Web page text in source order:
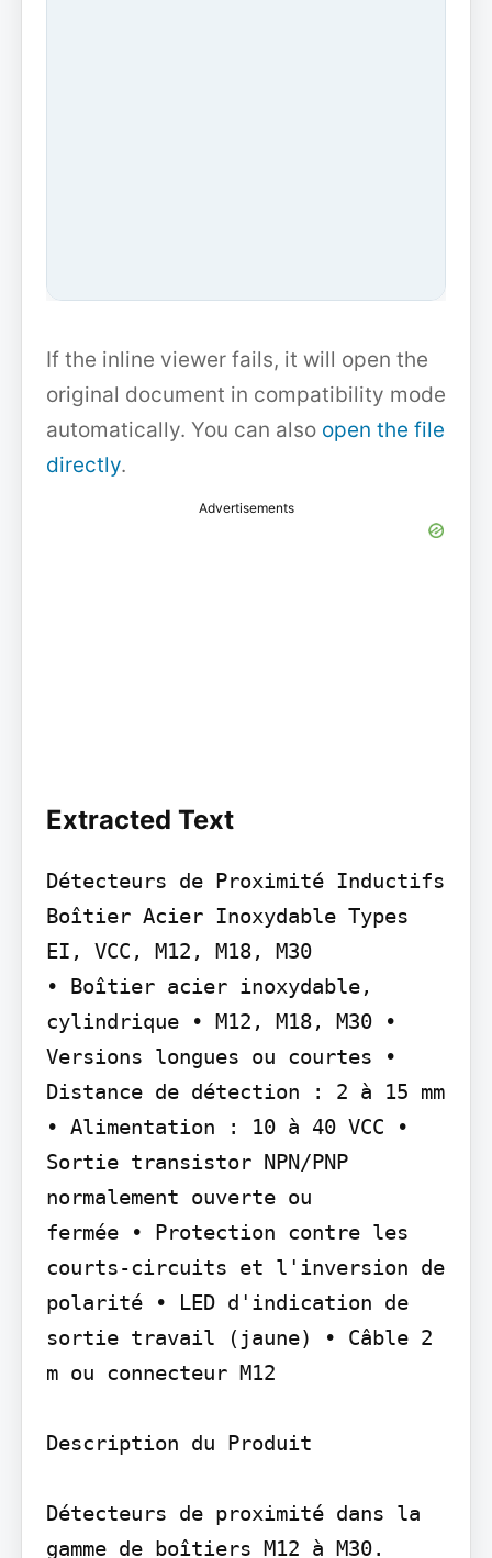
If the inline viewer fails, it will open the
original document in compatibility mode
automatically. You can also open the file
directly.
Advertisements
Extracted Text
Détecteurs de Proximité Inductifs
Boîtier Acier Inoxydable Types
EI, VCC, M12, M18, M30
• Boîtier acier inoxydable,
cylindrique • M12, M18, M30 •
Versions longues ou courtes •
Distance de détection : 2 à 15 mm
• Alimentation : 10 à 40 VCC •
Sortie transistor NPN/PNP
normalement ouverte ou
fermée • Protection contre les
courts-circuits et l'inversion de
polarité • LED d'indication de
sortie travail (jaune) • Câble 2
m ou connecteur M12
Description du Produit
Détecteurs de proximité dans la
gamme de boîtiers M12 à M30.